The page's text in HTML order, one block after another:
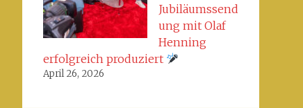
Jubiläumssend
ung mit Olaf
Henning
erfolgreich produziert
April 26, 2026